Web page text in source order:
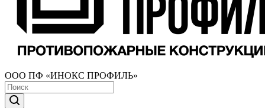
ООО ПФ «ИНОКС ПРОФИЛЬ»